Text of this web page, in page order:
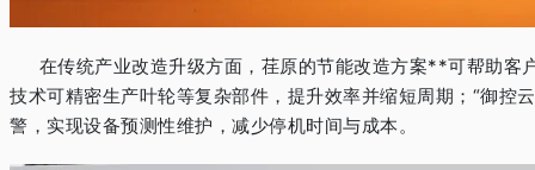
在传统产业改造升级方面，荏原的节能改造方案**可帮助客
技术可精密生产叶轮等复杂部件，提升效率并缩短周期； “御控
警，实现设备预测性维护，减少停机时间与成本。